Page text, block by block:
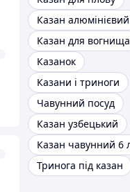
Казан алюмінієвий
Казан для вогнища
Казанок
Казани і триноги
Чавунний посуд
Казан узбецький
Тринога під казан